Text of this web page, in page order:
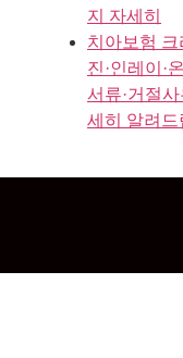
지 자세히
치아보험 크
진·인레이·
서류·거절
세히 알려드